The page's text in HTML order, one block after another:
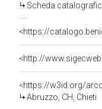
Scheda
<https://
<http://
<https://w3id.org/
Abruzzo, CH, Chieti